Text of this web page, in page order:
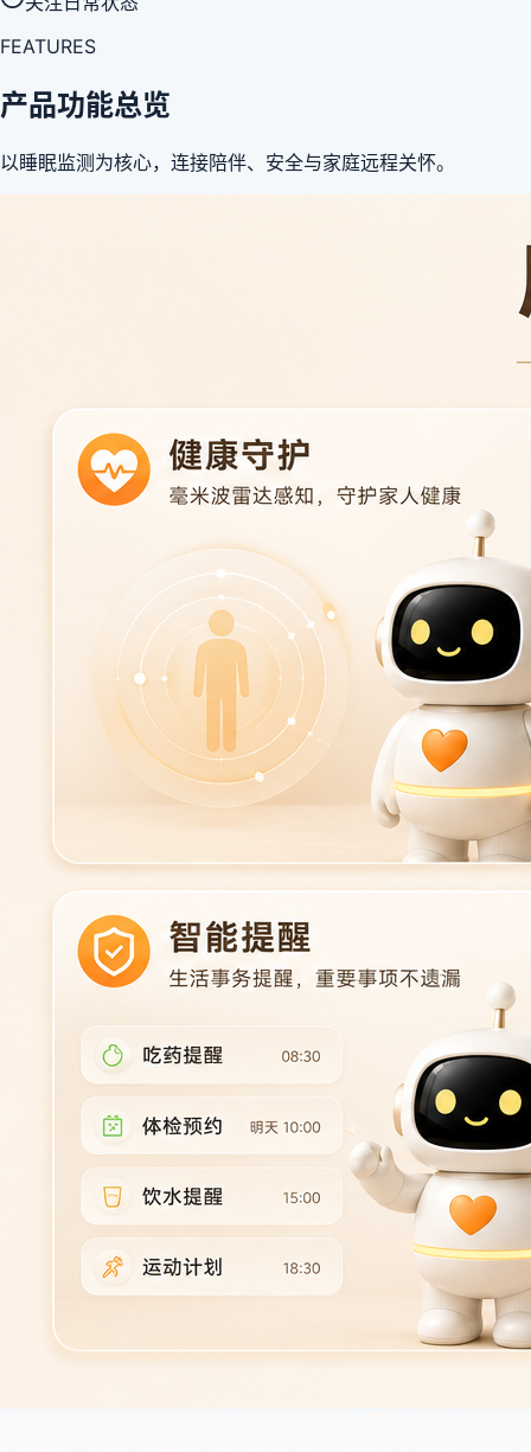
FEATURES
产品功能总览
以睡眠监测为核心，连接陪伴、安全与家庭远程关怀。